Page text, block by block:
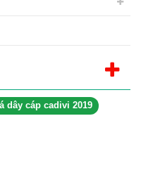
dây cáp cadivi 2019